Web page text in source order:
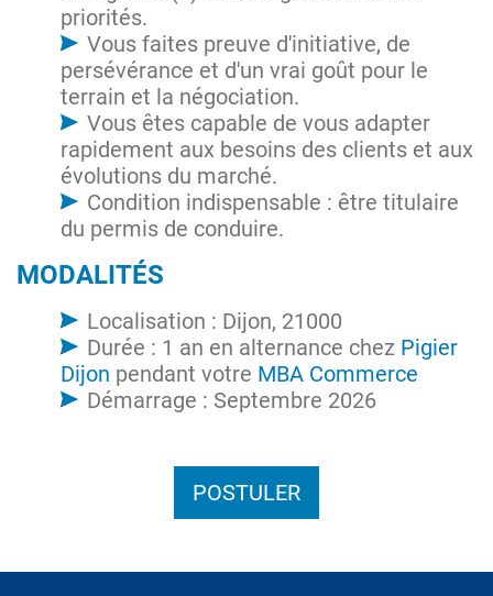
priorités.
Vous faites preuve d'initiative, de
persévérance et d'un vrai goût pour le
terrain et la négociation.
Vous êtes capable de vous adapter
rapidement aux besoins des clients et aux
évolutions du marché.
Condition indispensable : être titulaire
du permis de conduire.
MODALITÉS
Localisation : Dijon, 21000
Durée : 1 an en alternance chez Pigier
Dijon pendant votre MBA Commerce
Démarrage : Septembre 2026
POSTULER